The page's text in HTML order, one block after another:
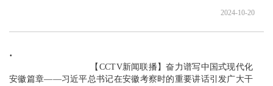
2024-10-20
安徽篇章——习近平总书记在安徽考察时的重要讲话引发广大干